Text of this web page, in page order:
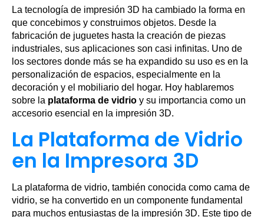
La tecnología de impresión 3D ha cambiado la forma en
que concebimos y construimos objetos. Desde la
fabricación de juguetes hasta la creación de piezas
industriales, sus aplicaciones son casi infinitas. Uno de
los sectores donde más se ha expandido su uso es en la
personalización de espacios, especialmente en la
decoración y el mobiliario del hogar. Hoy hablaremos
sobre la plataforma de vidrio y su importancia como un
accesorio esencial en la impresión 3D.
La Plataforma de Vidrio
en la Impresora 3D
La plataforma de vidrio, también conocida como cama de
vidrio, se ha convertido en un componente fundamental
para muchos entusiastas de la impresión 3D. Este tipo de